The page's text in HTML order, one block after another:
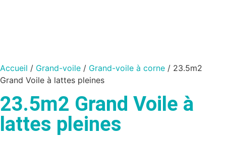
Accueil / Grand-voile / Grand-voile à corne / 23.5m2
Grand Voile à lattes pleines
23.5m2 Grand Voile à
lattes pleines